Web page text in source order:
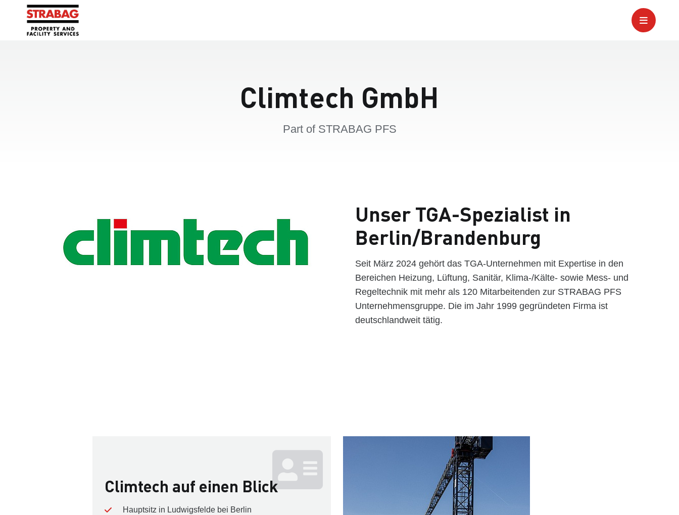
Climtech GmbH
Part of STRABAG PFS
Unser TGA-Spezialist in
Berlin/Brandenburg
Seit März 2024 gehört das TGA-Unternehmen mit Expertise in den
Bereichen Heizung, Lüftung, Sanitär, Klima-/Kälte- sowie Mess- und
Regeltechnik mit mehr als 120 Mitarbeitenden zur STRABAG PFS
Unternehmensgruppe. Die im Jahr 1999 gegründeten Firma ist
deutschlandweit tätig.
Climtech auf einen Blick
Hauptsitz in Ludwigsfelde bei Berlin